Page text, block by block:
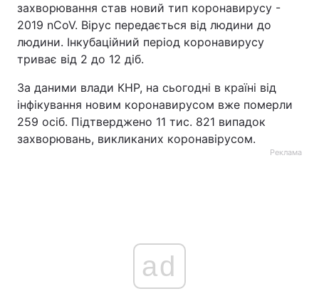
захворювання став новий тип коронавирусу -
2019 nCoV. Вірус передається від людини до
людини. Інкубаційний період коронавирусу
триває від 2 до 12 діб.
За даними влади КНР, на сьогодні в країні від
інфікування новим коронавирусом вже померли
259 осіб. Підтверджено 11 тис. 821 випадок
захворювань, викликаних коронавірусом.
Реклама
ad